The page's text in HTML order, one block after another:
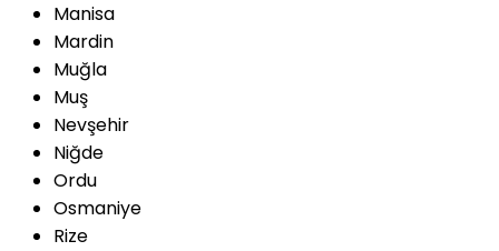
Manisa
Mardin
Muğla
Muş
Nevşehir
Niğde
Ordu
Osmaniye
Rize